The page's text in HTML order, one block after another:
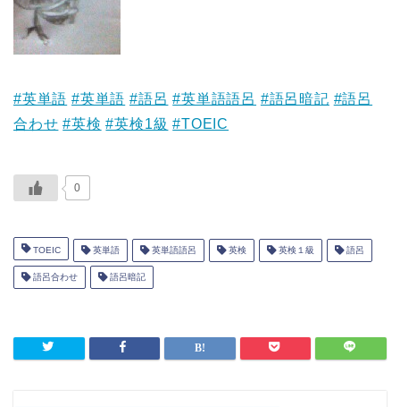
#英単語 #英単語 #語呂 #英単語語呂 #語呂暗記 #語呂
合わせ #英検 #英検1級 #TOEIC
0
TOEIC 英単語 英単語語呂 英検 英検１級 語呂
語呂合わせ 語呂暗記